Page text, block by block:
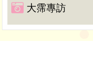
大霈專訪